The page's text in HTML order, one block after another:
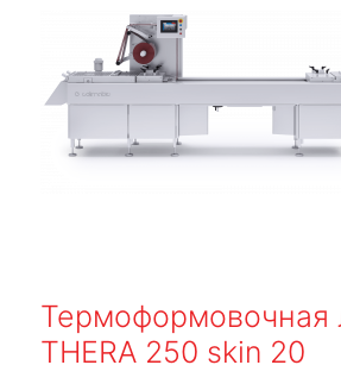
Термоформовочная
THERA 250 skin 20